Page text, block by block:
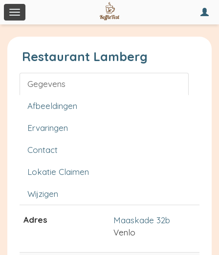
Toggle
navigation
Restaurant Lamberg
Gegevens
Afbeeldingen
Ervaringen
Contact
Lokatie Claimen
Wijzigen
Adres
Maaskade 32b
Venlo